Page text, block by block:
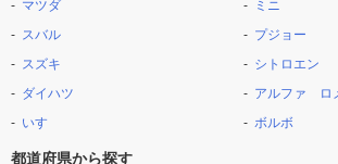
マツダ
スバル
スズキ
ダイハツ
いすゞ
ミニ
プジョー
シトロエン
アルファ ロ
ボルボ
都道府県から探す